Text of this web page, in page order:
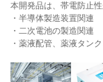
本開発品は、帯電防止
・半導体製造装置関連
・二次電池の製造関連
・薬液配管、薬液タン